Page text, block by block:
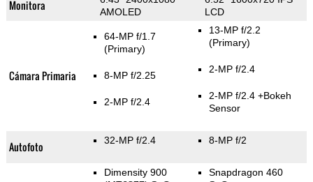
Monitora
AMOLED
LCD
Cámara Primaria
64-MP f/1.7
(Primary)
8-MP f/2.25
2-MP f/2.4
13-MP f/2.2
(Primary)
2-MP f/2.4
2-MP f/2.4 +Bokeh
Sensor
Autofoto 32-MP f/2.4 8-MP f/2
Dimensity 900
Snapdragon 460